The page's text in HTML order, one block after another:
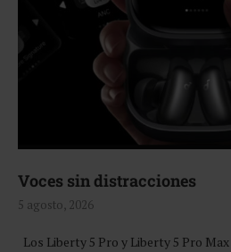
Voces sin distracciones
5 agosto, 2026
Los Liberty 5 Pro y Liberty 5 Pro